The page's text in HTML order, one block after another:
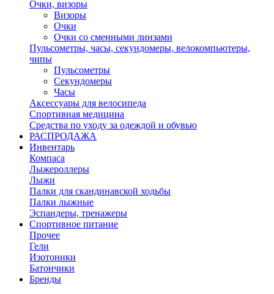
Очки, визоры
Визоры
Очки
Очки со сменными линзами
Пульсометры, часы, секундомеры, велокомпьютеры,
чипы
Пульсометры
Секундомеры
Часы
Аксессуары для велосипеда
Спортивная медицина
Средства по уходу за одеждой и обувью
РАСПРОДАЖА
Инвентарь
Компаса
Лыжероллеры
Лыжи
Палки для скандинавской ходьбы
Палки лыжные
Эспандеры, тренажеры
Спортивное питание
Прочее
Гели
Изотоники
Батончики
Бренды